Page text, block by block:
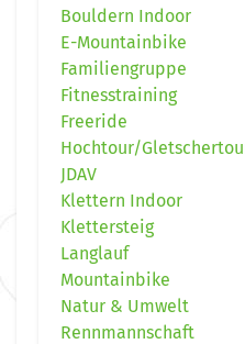
Bouldern Indoor
E-Mountainbike
Familiengruppe
Fitnesstraining
Freeride
Hochtour/
JDAV
Klettern Indoor
Klettersteig
Langlauf
Mountainbike
Natur & Umwelt
Rennmannschaft